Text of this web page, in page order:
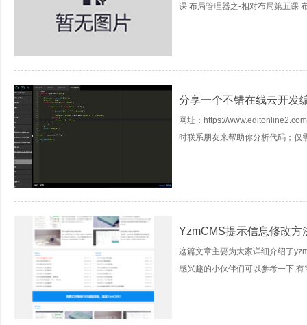
课 布局管理器之-相对布局第五课
分享一个不错在线云开发
网址：https://
时联系朋友来帮助你分析代码；仅
YzmCMS提示信息修改方
这篇文章主要为大家详细介绍了
感兴趣的小伙伴们可以参考一下,有